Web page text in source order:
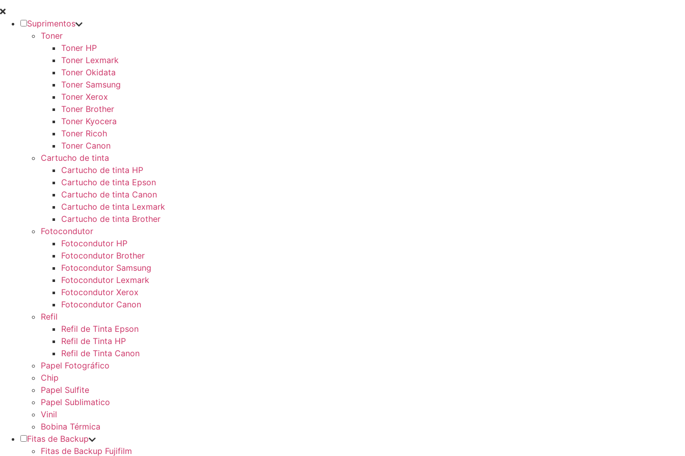
Suprimentos
Toner
Toner HP
Toner Lexmark
Toner Okidata
Toner Samsung
Toner Xerox
Toner Brother
Toner Kyocera
Toner Ricoh
Toner Canon
Cartucho de tinta
Cartucho de tinta HP
Cartucho de tinta Epson
Cartucho de tinta Canon
Cartucho de tinta Lexmark
Cartucho de tinta Brother
Fotocondutor
Fotocondutor HP
Fotocondutor Brother
Fotocondutor Samsung
Fotocondutor Lexmark
Fotocondutor Xerox
Fotocondutor Canon
Refil
Refil de Tinta Epson
Refil de Tinta HP
Refil de Tinta Canon
Papel Fotográfico
Chip
Papel Sulfite
Papel Sublimatico
Vinil
Bobina Térmica
Fitas de Backup
Fitas de Backup Fujifilm